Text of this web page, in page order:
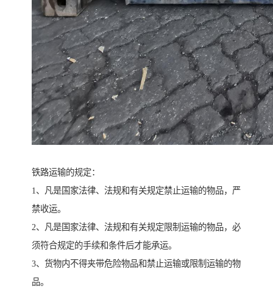
铁路运输的规定：
1、凡是国家法律、法规和有关规定禁止运输的物品，严
禁收运。
2、凡是国家法律、法规和有关规定限制运输的物品，必
须符合规定的手续和条件后才能承运。
3、货物内不得夹带危险物品和禁止运输或限制运输的物
品。